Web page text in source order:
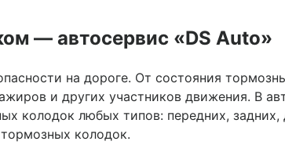
— автосервис «DS Auto»
на дороге. От состояния
и других участников движения. В
колодок любых типов: передних, задних,
колодок.